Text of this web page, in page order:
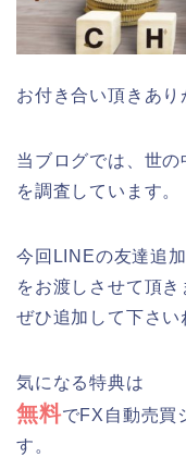
お付き合い頂きあり
当ブログでは、世
を調査しています。
今回LINEの友達追
をお渡しさせて頂き
ぜひ追加して下さい
気になる特典は
無料でFX自動売買
す。